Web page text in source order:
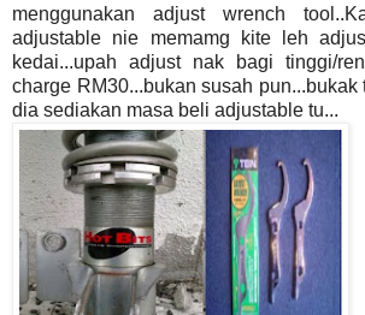
menggunakan adjust wrench
adjustable nie memamg kite leh
kedai...upah adjust nak bagi tinggi/
charge RM30...bukan susah pun...bukak
dia sediakan masa beli adjustable tu...